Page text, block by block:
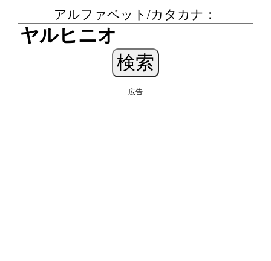
アルファベット/カタカナ：
広告